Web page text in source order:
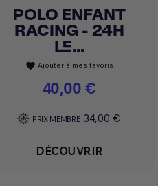
Achat express
POLO ENFANT
RACING - 24H
LE...
favorite Ajouter à mes favoris
Prix
40,00 €
PRIX MEMBRE 34,00 €
DÉCOUVRIR